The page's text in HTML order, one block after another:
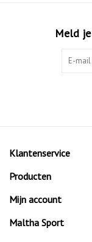
Meld
Klantenservice
Producten
Mijn account
Maltha Sport